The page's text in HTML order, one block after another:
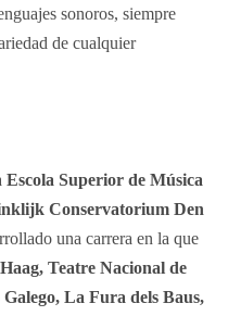
sonoros, siempre
de cualquier
Escola Superior de Música
Conservatorium Den
una carrera en la que
Teatre Nacional de
La Fura dels Baus,